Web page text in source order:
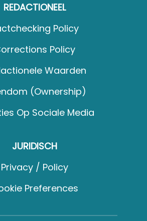
REDACTIONEEL
Policy
Policy
Waarden
(Ownership)
Op Sociale Media
JURIDISCH
Privacy / Policy
Preferences